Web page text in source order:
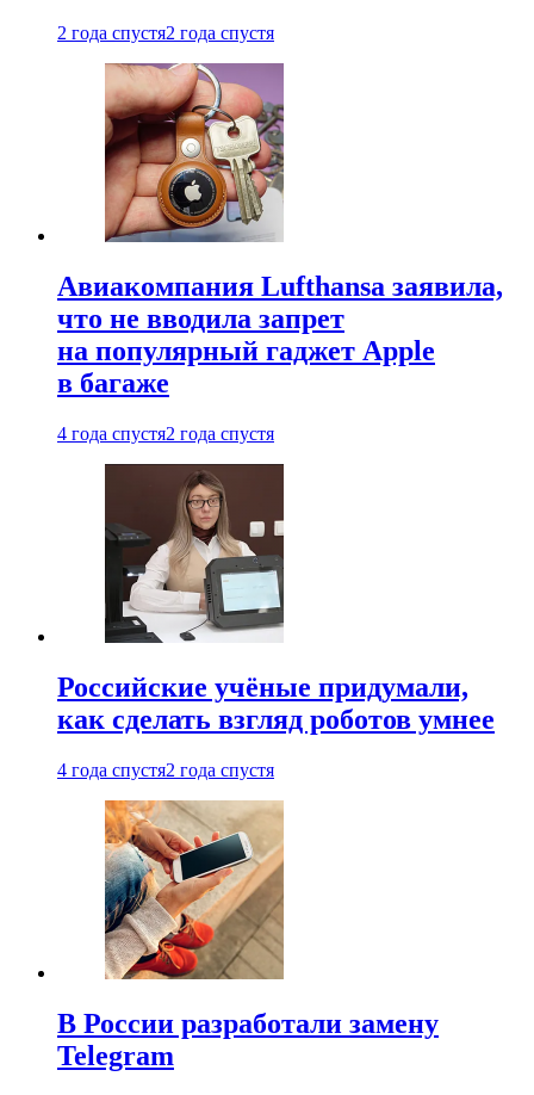
2 года спустя2 года спустя
Авиакомпания Lufthansa заявила,
что не вводила запрет
на популярный гаджет Apple
в багаже
4 года спустя2 года спустя
Российские учёные придумали,
как сделать взгляд роботов умнее
4 года спустя2 года спустя
В России разработали замену
Telegram